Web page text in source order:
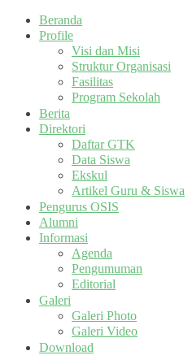
Beranda
Profile
Visi dan Misi
Struktur Organisasi
Fasilitas
Program Sekolah
Berita
Direktori
Daftar GTK
Data Siswa
Ekskul
Artikel Guru & Siswa
Pengurus OSIS
Alumni
Informasi
Agenda
Pengumuman
Editorial
Galeri
Galeri Photo
Galeri Video
Download